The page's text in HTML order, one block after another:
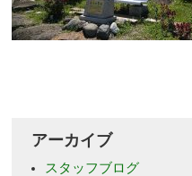
アーカイブ
スタッフブログ